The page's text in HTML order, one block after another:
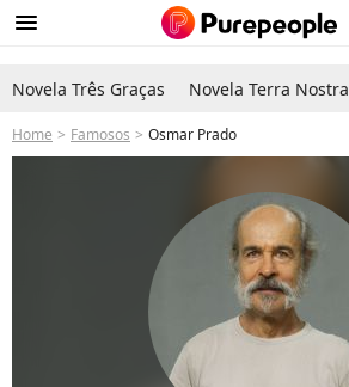
menu
Novela Três Graças Novela Terra Nostra
Home Famosos Osmar Prado